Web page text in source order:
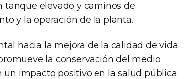
tanque elevado y caminos de
y la operación de la planta.
hacia la mejora de la calidad de vida
la conservación del medio
un impacto positivo en la salud pública